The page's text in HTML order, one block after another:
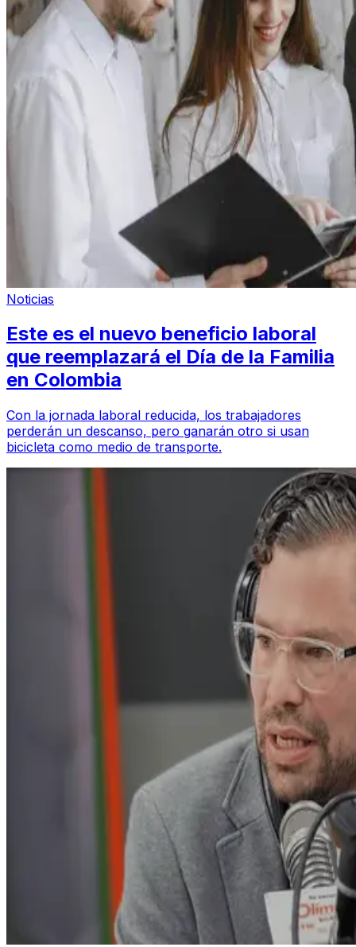
Noticias
Este es el nuevo beneficio laboral
que reemplazará el Día de la Familia
en Colombia
Con la jornada laboral reducida, los trabajadores
perderán un descanso, pero ganarán otro si usan
bicicleta como medio de transporte.